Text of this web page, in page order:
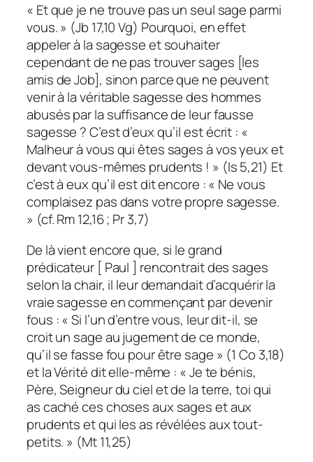
« Et que je ne trouve pas un seul sage parmi
vous. » (Jb 17,10 Vg) Pourquoi, en effet
appeler à la sagesse et souhaiter
cependant de ne pas trouver sages [les
amis de Job], sinon parce que ne peuvent
venir à la véritable sagesse des hommes
abusés par la suffisance de leur fausse
sagesse ? C’est d’eux qu’il est écrit : «
Malheur à vous qui êtes sages à vos yeux et
devant vous-mêmes prudents ! » (Is 5,21) Et
c’est à eux qu’il est dit encore : « Ne vous
complaisez pas dans votre propre sagesse.
» (cf. Rm 12,16 ; Pr 3,7)
De là vient encore que, si le grand
prédicateur [ Paul ] rencontrait des sages
selon la chair, il leur demandait d’acquérir la
vraie sagesse en commençant par devenir
fous : « Si l’un d’entre vous, leur dit-il, se
croit un sage au jugement de ce monde,
qu’il se fasse fou pour être sage » (1 Co 3,18)
et la Vérité dit elle-même : « Je te bénis,
Père, Seigneur du ciel et de la terre, toi qui
as caché ces choses aux sages et aux
prudents et qui les as révélées aux tout-
petits. » (Mt 11,25)